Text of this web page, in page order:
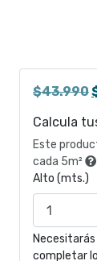
$43.990
Calcula
Este
cada 5m²
Alto (mts.)
Necesitarás
completar